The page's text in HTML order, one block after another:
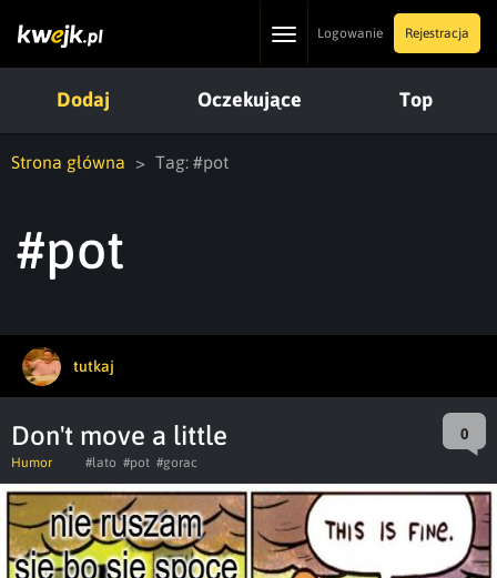
ToggleLogowanie Rejestracja
Dodaj Oczekujące Top
Strona główna Tag: #pot
#pot
tutkaj
Don't move a little 0
Humor #lato #pot #gorac